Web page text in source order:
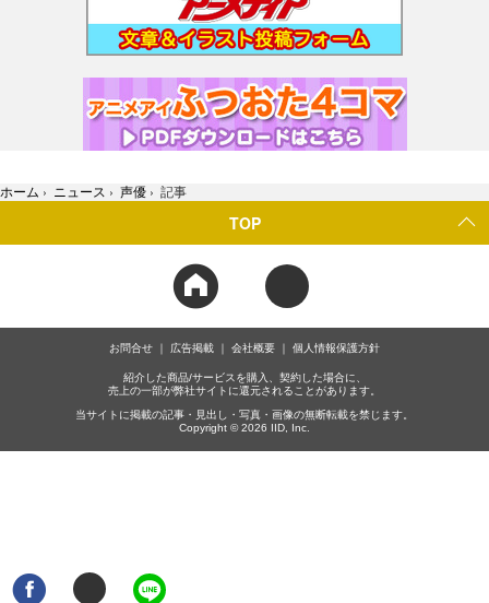
ホーム › ニュース › 声優 › 記事
TOP
お問合せ 広告掲載 会社概要 個人情報保護方針
紹介した商品/サービスを購入、契約した場合に、
売上の一部が弊社サイトに還元されることがあります。
当サイトに掲載の記事・見出し・写真・画像の無断転載を禁じます。
Copyright © 2026 IID, Inc.